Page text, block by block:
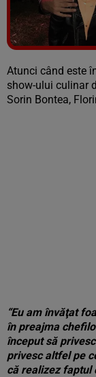
Atunci când este
show-ului culinar
Sorin Bontea,
“Eu am învăţat
în preajma
început să
privesc altfel pe
că realizez faptul